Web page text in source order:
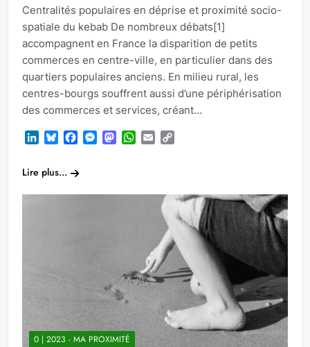
Centralités populaires en déprise et proximité socio-
spatiale du kebab De nombreux débats[1]
accompagnent en France la disparition de petits
commerces en centre-ville, en particulier dans des
quartiers populaires anciens. En milieu rural, les
centres-bourgs souffrent aussi d’une périphérisation
des commerces et services, créant…
LinkedInBlueskyFacebook
Messenger
Mastodon
WhatsApp
Email
Lire plus...
0 | 2023 - MA PROXIMITÉ